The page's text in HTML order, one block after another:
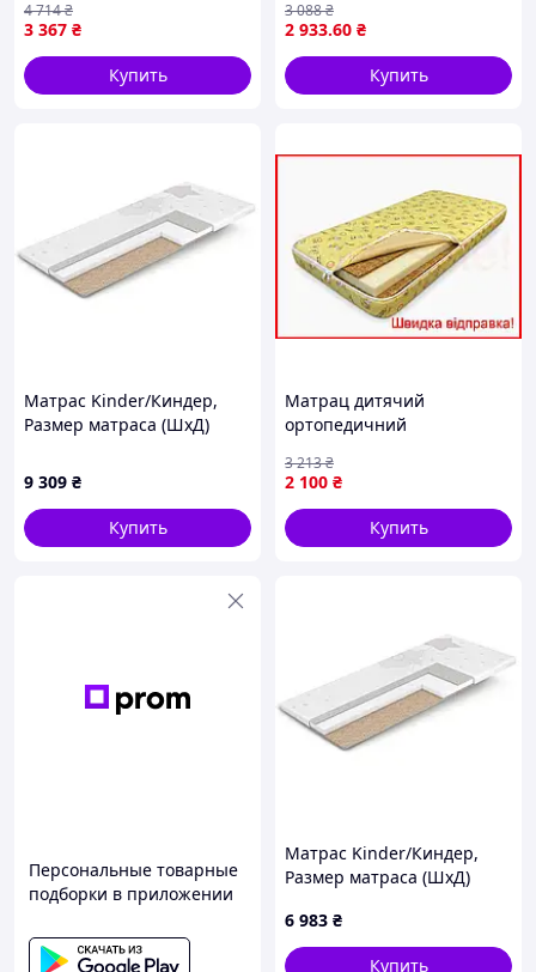
кроватки Eurosleep FK-
10857
3 367 ₴
4 714₴
Купить
Mattress Латекс 60x120
2 933.60 ₴
3 088₴
Купить
Матрас Kinder/Киндер,
Размер матраса (ШхД)
9 309 ₴
Купить
Матрац дитячий
ортопедичний
YellowBears
2 100 ₴
3 213₴
Купить
Персональные товарные
подборки в приложении
Матрас Kinder/Киндер,
Размер матраса (ШхД)
6 983 ₴
Купить